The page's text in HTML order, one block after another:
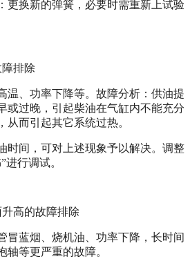
更换新的弹簧，必要时需重新上试验
障排除
温、功率下降等。故障分析：供油提
或过晚，引起柴油在气缸内不能充分
从而引起其它系统过热。
时间，可对上述现象予以解决。调整
进行调试。
升高的故障排除
冒蓝烟、烧机油、功率下降，长时间
轴等更严重的故障。